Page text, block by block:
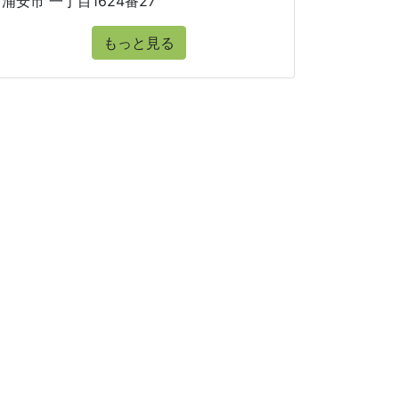
もっと見る